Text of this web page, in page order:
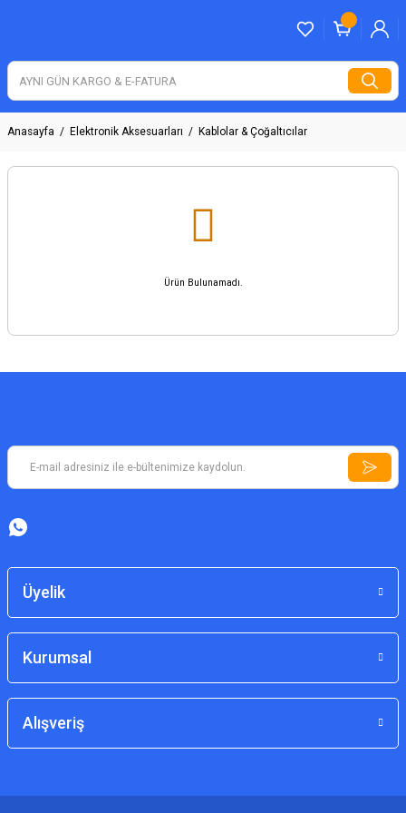
Anasayfa Elektronik Aksesuarları Kablolar & Çoğaltıcılar
Ürün Bulunamadı.
Üyelik
Kurumsal
Alışveriş